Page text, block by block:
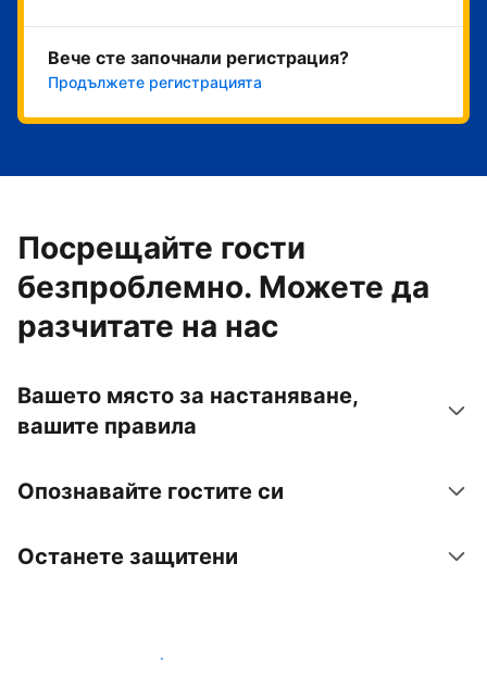
Вече сте започнали регистрация?
Продължете регистрацията
Посрещайте гости
безпроблемно. Можете да
разчитате на нас
Вашето място за настаняване,
вашите правила
Опознавайте гостите си
Останете защитени
Посрещайте гости с нас днес